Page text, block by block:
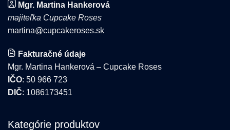
Mgr. Martina Hankerová
majiteľka Cupcake Roses
martina@cupcakeroses.sk
Fakturačné údaje
Mgr. Martina Hankerová – Cupcake Roses
IČO: 50 966 723
DIČ: 1086173451
Kategórie produktov